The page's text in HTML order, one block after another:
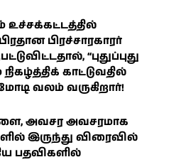
பிரச்சாரகாரர்
‘‘புதுப்புது
காட்டுவதில்
வலம் வருகிறார்!
அவசர அவசரமாக
இருந்து விரைவில்
பதவிகளில்